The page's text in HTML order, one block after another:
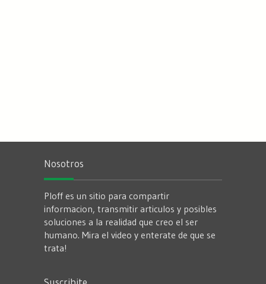
Nosotros
Ploff es un sitio para compartir
informacion, transmitir articulos y posibles
soluciones a la realidad que creo el ser
humano. Mira el video y enterate de que se
trata!